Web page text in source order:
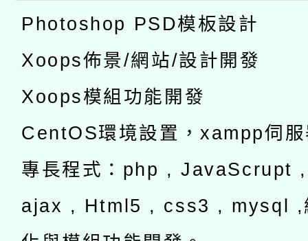
Photoshop PSD模板設計
Xoops佈景/網站/設計開發
Xoops模組功能開發
CentOS環境設置，xampp伺
專長程式：php , JavaScrupt
ajax , Html5 , css3 , mysql ,